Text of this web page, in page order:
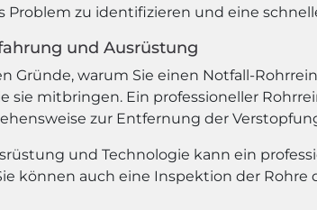
Problem zu identifizieren und eine
und Ausrüstung
Gründe, warum Sie einen Notfall-
sie mitbringen. Ein professioneller
zur Entfernung der
und Technologie kann ein
können auch eine Inspektion der